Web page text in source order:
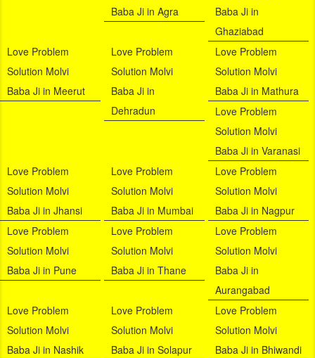
Baba Ji in Agra
Baba Ji in
Ghaziabad
Love Problem
Solution Molvi
Baba Ji in Meerut
Love Problem
Solution Molvi
Baba Ji in
Dehradun
Love Problem
Solution Molvi
Baba Ji in Mathura
Love Problem
Solution Molvi
Baba Ji in Varanasi
Love Problem
Solution Molvi
Baba Ji in Jhansi
Love Problem
Solution Molvi
Baba Ji in Mumbai
Love Problem
Solution Molvi
Baba Ji in Nagpur
Love Problem
Solution Molvi
Baba Ji in Pune
Love Problem
Solution Molvi
Baba Ji in Thane
Love Problem
Solution Molvi
Baba Ji in
Aurangabad
Love Problem
Solution Molvi
Baba Ji in Nashik
Love Problem
Solution Molvi
Baba Ji in Solapur
Love Problem
Solution Molvi
Baba Ji in Bhiwandi